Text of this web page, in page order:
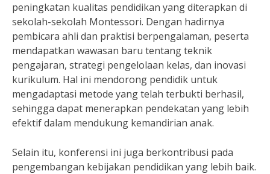
peningkatan kualitas pendidikan yang diterapkan di
sekolah-sekolah Montessori. Dengan hadirnya
pembicara ahli dan praktisi berpengalaman, peserta
mendapatkan wawasan baru tentang teknik
pengajaran, strategi pengelolaan kelas, dan inovasi
kurikulum. Hal ini mendorong pendidik untuk
mengadaptasi metode yang telah terbukti berhasil,
sehingga dapat menerapkan pendekatan yang lebih
efektif dalam mendukung kemandirian anak.
Selain itu, konferensi ini juga berkontribusi pada
pengembangan kebijakan pendidikan yang lebih baik.